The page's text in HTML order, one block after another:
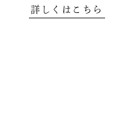
詳しくはこちら